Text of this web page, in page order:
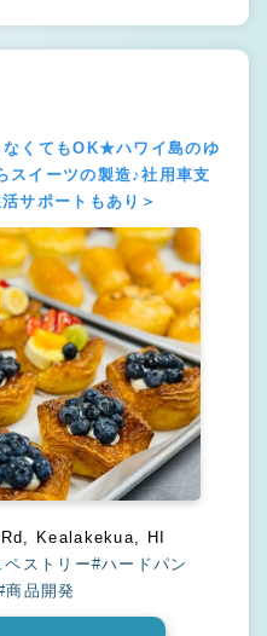
くてもOK★ハワイ島のゆ
スイーツの製造♪社用車支
サポートもあり＞
他 Hawai'i Belt Rd, Kealakekua, HI
ストリー#ハードパン
商品開発